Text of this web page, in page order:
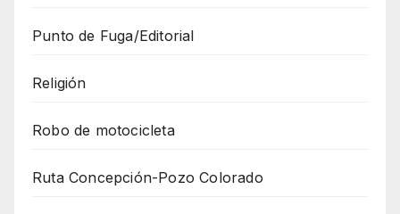
Punto de Fuga/Editorial
Religión
Robo de motocicleta
Ruta Concepción-Pozo Colorado